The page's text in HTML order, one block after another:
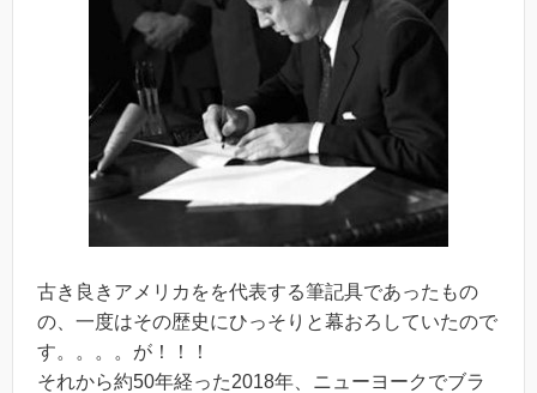
古き良きアメリカをを代表する筆記具であったもの
の、一度はその歴史にひっそりと幕おろしていたので
す。。。。が！！！
それから約50年経った2018年、ニューヨークでブラ